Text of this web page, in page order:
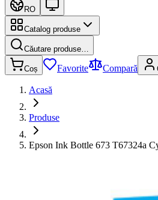
RO
Catalog produse
Căutare produse…
Coș Favorite Compară
Acasă
Produse
Epson Ink Bottle 673 T67324a